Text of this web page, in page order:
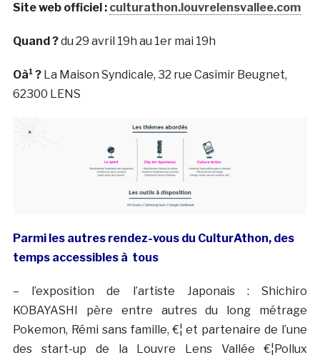
Site web officiel : culturathon.louvrelensvallee.com
Quand ?du 29 avril 19h au 1er mai 19h
Oà¹ ? La Maison Syndicale, 32 rue Casimir Beugnet,
62300 LENS
Parmi les autres rendez-vous du CulturAthon, des
temps accessibles à tous
– l’exposition de l’artiste Japonais : Shichiro
KOBAYASHI père entre autres du long métrage
Pokemon, Rémi sans famille, €¦ et partenaire de l’une
des start-up de la Louvre Lens Vallée €¦Pollux